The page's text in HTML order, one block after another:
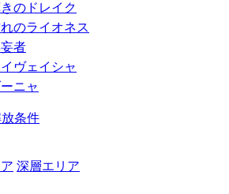
のドレイク
のライオネス
者
ヴェイシャ
ニャ
条件
深層エリア